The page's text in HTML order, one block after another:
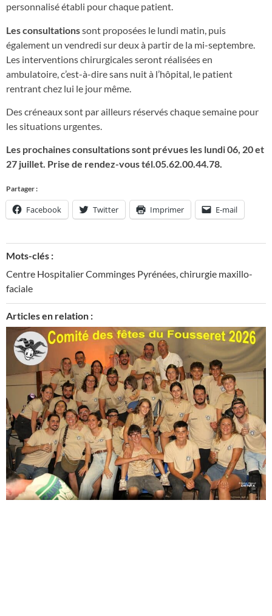
personnalisé établi pour chaque patient.
Les consultationssont proposées le lundi matin, puis
également un vendredi sur deux à partir de la mi-septembre.
Les interventions chirurgicales seront réalisées en
ambulatoire, c’est-à-dire sans nuit à l’hôpital, le patient
rentrant chez lui le jour même.
Des créneaux sont par ailleurs réservés chaque semaine pour
les situations urgentes.
Les prochaines consultations sont prévues les lundi 06, 20 et
27 juillet. Prise de rendez-vous tél.05.62.00.44.78.
Partager :
Facebook Twitter Imprimer E-mail
Mots-clés :
Centre Hospitalier Comminges Pyrénées chirurgie maxillo-
faciale
Articles en relation :